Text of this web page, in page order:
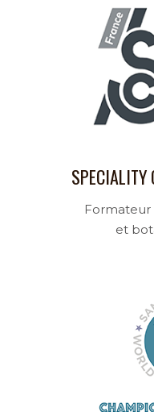
SPECIALITY
Formateur
et